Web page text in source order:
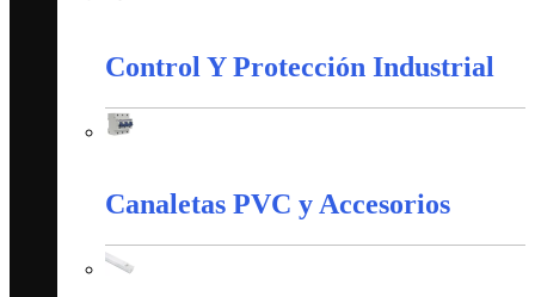
Control Y Protección Industrial
Canaletas PVC y Accesorios